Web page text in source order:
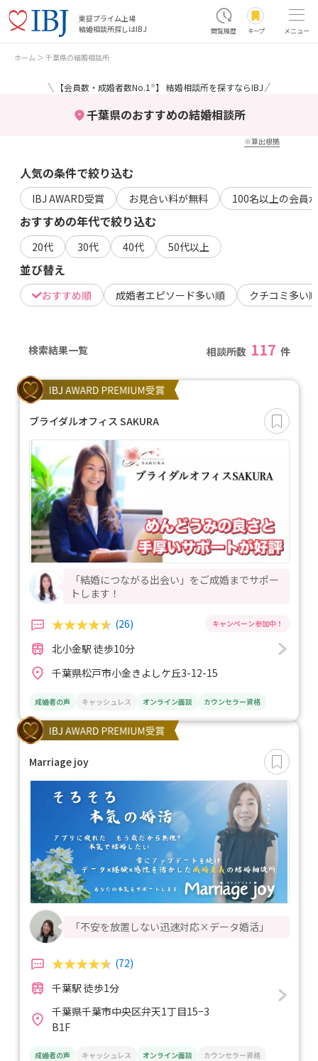
東証プライム上場
結婚相談所探しはIBJ
閲覧履歴 キープ メニュー
ホーム 千葉県の結婚相談所
＼ 【会員数・成婚者数No.1 ※】 結婚相談所を探すならIBJ／
千葉県のおすすめの結婚相談所
※算出根拠
人気の条件で絞り込む
IBJ AWARD受賞 お見合い料が無料 100名以上の会員
おすすめの年代で絞り込む
20代 30代 40代 50代以上
並び替え
おすすめ順 成婚者エピソード多い順 クチコミ多い順
検索結果一覧 相談所数 117 件
ブライダルオフィス SAKURA
「結婚につながる出会い」をご成婚までサポー
トします！
(26)
北小金駅 徒歩10分
千葉県松戸市小金きよしケ丘3-12-15
成婚者の声 キャッシュレス オンライン面談 カウンセラー資格
Marriage joy
「不安を放置しない迅速対応×データ婚活」
(72)
千葉駅 徒歩1分
千葉県千葉市中央区弁天1丁目15−3
B1F
成婚者の声 キャッシュレス オンライン面談 カウンセラー資格